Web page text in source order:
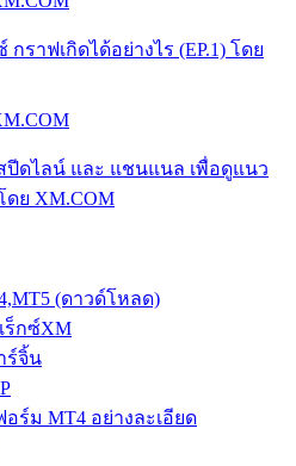
ราฟเกิดได้อย่างไร (EP.1) โดย
ปีดไลน์ และ แชนแนล เพื่อดูแนว
ดย XM.COM
(ดาวด์โหลด)
ร็กซ์XM
ร์จิ้น
ร์ม MT4 อย่างละเอียด